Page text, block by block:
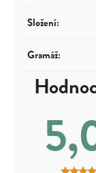
Složení:
Gramáž: